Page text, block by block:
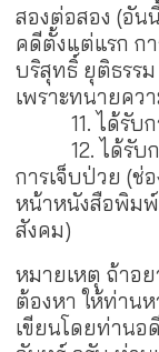
สองต่อสอง (อัน
คดีตั้งแต่แรก ก
บริสุทธิ์ ยุติธรร
เพราะทนายคว
11. ได้รับกา
12. ได้รับกา
การเจ็บป่วย (ช่
หน้าหนังสือพิมพ์
สังคม)
หมายเหตุ ถ้าอ
ต้องหา ให้ท่านห
เขียนโดยท่าน